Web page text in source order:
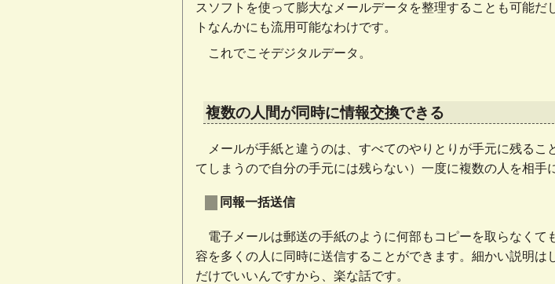
スソフトを使って膨大なメールデータを整理することも可能
トなんかにも流用可能なわけです。
これでこそデジタルデータ。
複数の人間が同時に情報交換できる
メールが手紙と違うのは、すべてのやりとりが手元に残る
てしまうので自分の手元には残らない）一度に複数の人を相手
同報一括送信
電子メールは郵送の手紙のように何部もコピーを取らなく
容を多くの人に同時に送信することができます。細かい説明は
だけでいいんですから、楽な話です。